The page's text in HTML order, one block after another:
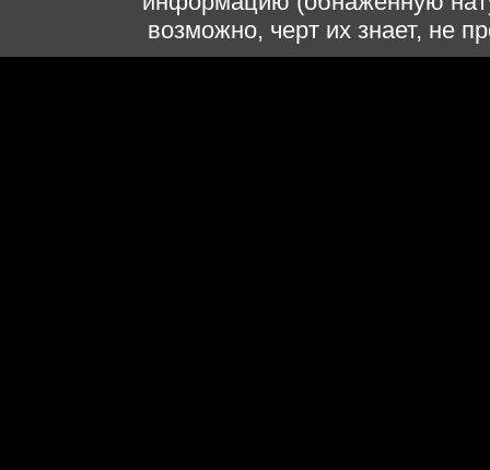
возможно, черт их знает, не